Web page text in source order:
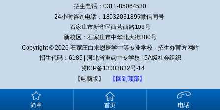
招生电话：0311-85064530
24小时咨询电话： 18032031895微信同号
石家庄市新华区西营西路108号
新校区：石家庄市中华北大街380号
Copyright © 2026 石家庄白求恩医学中等专业学校 · 招生办官方网站
招生代码：6185
河北省重点中专学校
5A级社会组织
冀ICP备13003832号-14
【电脑版】
【回到顶部】
简章 首页 电话